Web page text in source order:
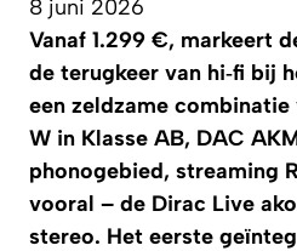
8 juni 2026
Vanaf 1.299 €, markeert
de terugkeer van hi‑fi bij
een zeldzame combinatie
W in Klasse AB, DAC
phonogebied, streaming
vooral – de Dirac Live
stereo. Het eerste